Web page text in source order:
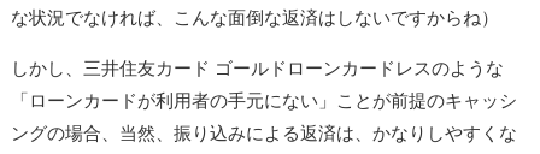
な状況でなければ、こんな面倒な返済はしないですからね）
しかし、三井住友カード ゴールドローンカードレスのような
「ローンカードが利用者の手元にない」ことが前提のキャッシ
ングの場合、当然、振り込みによる返済は、かなりしやすくな